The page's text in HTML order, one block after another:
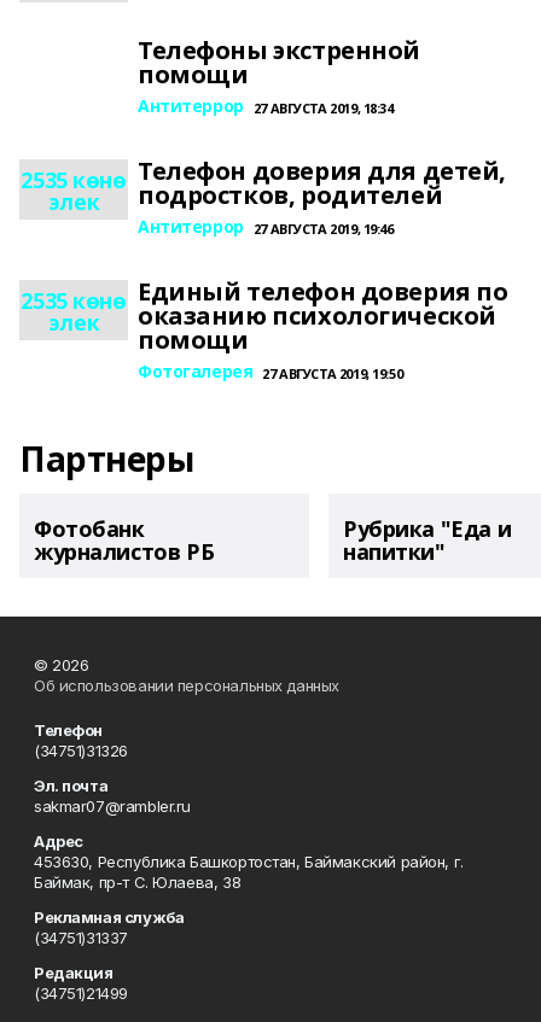
Телефоны экстренной
помощи
Антитеррор 27 АВГУСТА 2019, 18:34
2535 көнө
элек
Телефон доверия для детей,
подростков, родителей
Антитеррор 27 АВГУСТА 2019, 19:46
2535 көнө
элек
Единый телефон доверия по
оказанию психологической
помощи
Фотогалерея 27 АВГУСТА 2019, 19:50
Партнеры
Фотобанк
журналистов РБ
Рубрика "Еда и
напитки"
© 2026
Об использовании персональных данных
Телефон
(34751)31326
Эл. почта
sakmar07@rambler.ru
Адрес
453630, Республика Башкортостан, Баймакский район, г.
Баймак, пр-т С. Юлаева, 38
Рекламная служба
(34751)31337
Редакция
(34751)21499